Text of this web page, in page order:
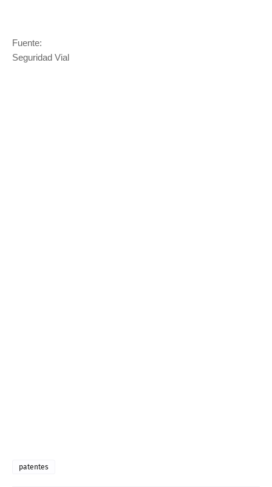
Fuente:
Seguridad Vial
patentes